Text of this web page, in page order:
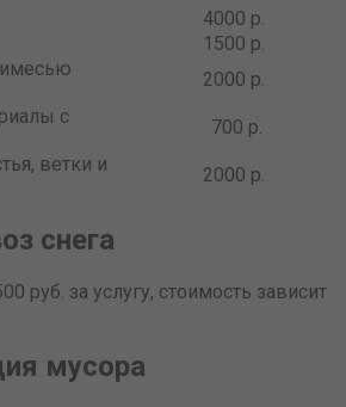
4000 р.
1500 р.
2000 р.
с
700 р.
ветки и
2000 р.
снега
руб. за услугу, стоимость зависит
мусора